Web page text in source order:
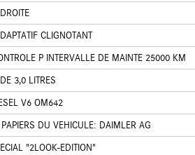
CLIGNOTANT
P INTERVALLE DE MAINTE 25000 KM
3,0 LITRES
V6 OM642
DU VEHICULE: DAIMLER AG
"2LOOK-EDITION"